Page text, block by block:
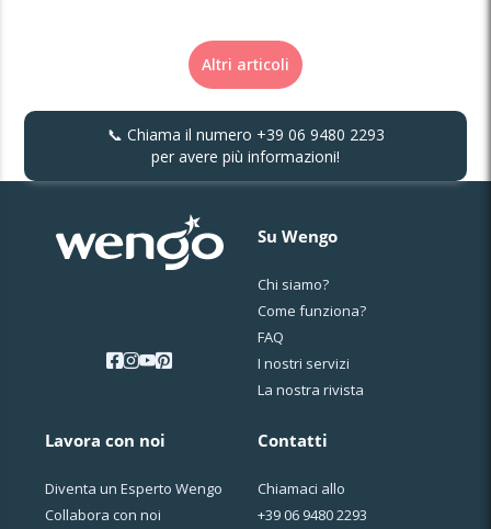
Altri articoli
📞 Chiama il numero +39 06 9480 2293
per avere più informazioni!
Su Wengo
Chi siamo?
Come funziona?
FAQ
I nostri servizi
La nostra rivista
Lavora con noi
Diventa un Esperto Wengo
Collabora con noi
Contatti
Chiamaci allo
+39 06 9480 2293